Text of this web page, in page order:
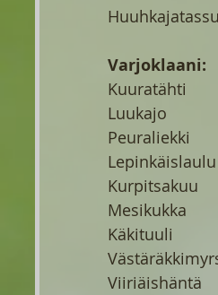
Huuhkajatassu
Varjoklaani:
Kuuratähti
Luukajo
Peuraliekki
Lepinkäislaulu
Kurpitsakuu
Mesikukka
Käkituuli
Viiriäishäntä